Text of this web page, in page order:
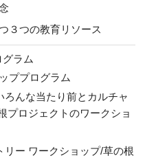
３つの教育リソース
ラム
ププログラム
ろんな当たり前とカルチャ
プロジェクトのワークショ
リー ワークショップ/草の根